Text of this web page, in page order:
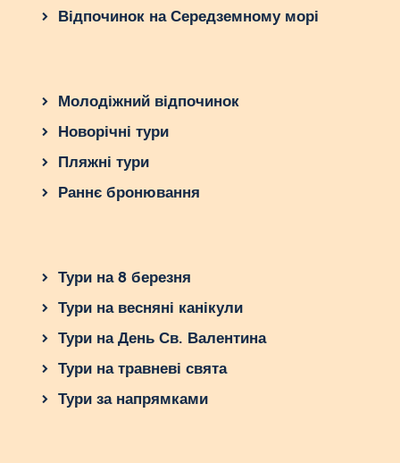
Відпочинок на Середземному морі
Молодіжний відпочинок
Новорічні тури
Пляжні тури
Раннє бронювання
Тури на 8 березня
Тури на весняні канікули
Тури на День Св. Валентина
Тури на травневі свята
Тури за напрямками